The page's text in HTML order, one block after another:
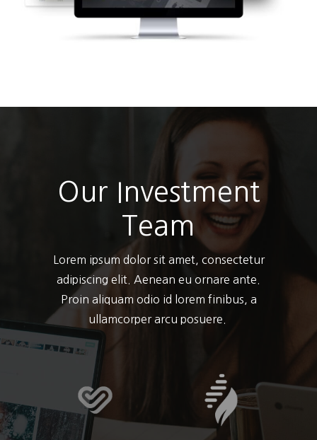
Our Investment
Team
Lorem ipsum dolor sit amet, consectetur
adipiscing elit. Aenean eu ornare ante.
Proin aliquam odio id lorem finibus, a
ullamcorper arcu posuere.